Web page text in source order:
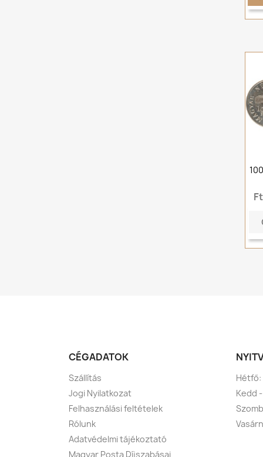
CÉGADATOK
Szállítás
Jogi Nyilatkozat
Felhasználási feltételek
Rólunk
Adatvédelmi tájékoztató
Magyar Posta Díjszabásai
Hétfő:
Kedd